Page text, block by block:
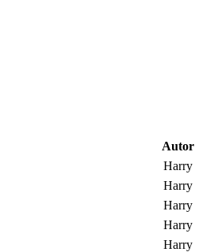
Autor
Harry
Harry
Harry
Harry
Harry